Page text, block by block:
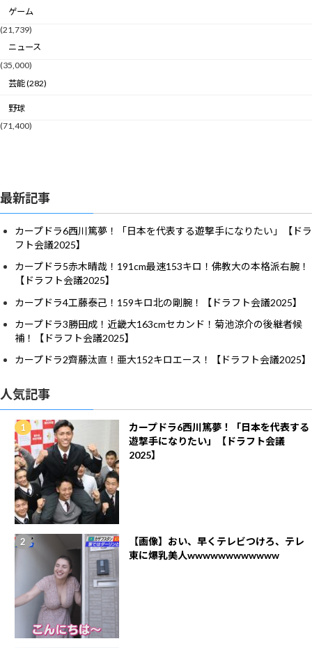
ゲーム
(21,739)
ニュース
(35,000)
芸能 (282)
野球
(71,400)
最新記事
カープドラ6西川篤夢！「日本を代表する遊撃手になりたい」【ドラ
フト会議2025】
カープドラ5赤木晴哉！191cm最速153キロ！佛教大の本格派右腕！
【ドラフト会議2025】
カープドラ4工藤泰己！159キロ北の剛腕！【ドラフト会議2025】
カープドラ3勝田成！近畿大163cmセカンド！菊池涼介の後継者候
補！【ドラフト会議2025】
カープドラ2齊藤汰直！亜大152キロエース！【ドラフト会議2025】
人気記事
カープドラ6西川篤夢！「日本を代表する
遊撃手になりたい」【ドラフト会議
2025】
【画像】おい、早くテレビつけろ、テレ
東に爆乳美人wwwwwwwwwwww